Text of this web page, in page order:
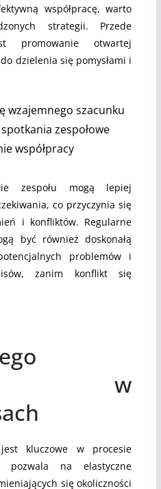
współpracę, warto
strategii. Przede
promowanie otwartej
dzielenia się pomysłami i
wzajemnego szacunku
zespołowe
współpracy
zespołu mogą lepiej
co przyczynia się
i konfliktów. Regularne
być również doskonałą
problemów i
zanim konflikt się
w
kluczowe w procesie
pozwala na elastyczne
się okoliczności